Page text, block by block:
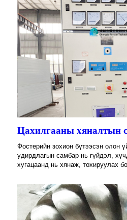
Цахилгааны хяналтын
Фостерийн зохион бүтээсэн олон
удирдлагын самбар нь гүйдэл,
хугацаанд нь хянаж, тохируулах